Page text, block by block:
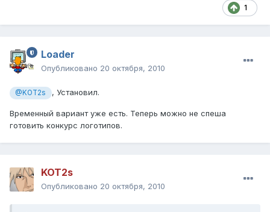
1
Loader
Опубликовано 20 октября, 2010
@KOT2s , Установил.
Временный вариант уже есть. Теперь можно не спеша
готовить конкурс логотипов.
KOT2s
Опубликовано 20 октября, 2010